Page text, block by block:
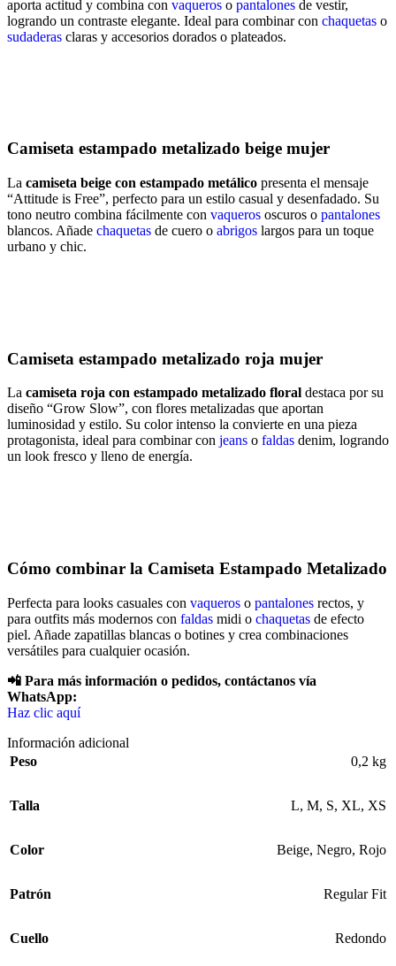
aporta actitud y combina con vaqueros o pantalones de vestir,
logrando un contraste elegante. Ideal para combinar con chaquetas o
sudaderas claras y accesorios dorados o plateados.
Camiseta estampado metalizado beige mujer
La camiseta beige con estampado metálico presenta el mensaje
“Attitude is Free”, perfecto para un estilo casual y desenfadado. Su
tono neutro combina fácilmente con vaqueros oscuros o pantalones
blancos. Añade chaquetas de cuero o abrigos largos para un toque
urbano y chic.
Camiseta estampado metalizado roja mujer
La camiseta roja con estampado metalizado floral destaca por su
diseño “Grow Slow”, con flores metalizadas que aportan
luminosidad y estilo. Su color intenso la convierte en una pieza
protagonista, ideal para combinar con jeans o faldas denim, logrando
un look fresco y lleno de energía.
Cómo combinar la Camiseta Estampado Metalizado
Perfecta para looks casuales con vaqueros o pantalones rectos, y
para outfits más modernos con faldas midi o chaquetas de efecto
piel. Añade zapatillas blancas o botines y crea combinaciones
versátiles para cualquier ocasión.
📲 Para más información o pedidos, contáctanos vía
WhatsApp:
Haz clic aquí
Información adicional
Peso
0,2 kg
Talla L, M, S, XL, XS
Color Beige, Negro, Rojo
Patrón Regular Fit
Cuello Redondo